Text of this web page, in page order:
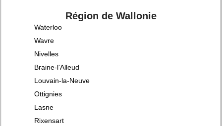
Région de Wallonie
Waterloo
Wavre
Nivelles
Braine-l'Alleud
Louvain-la-Neuve
Ottignies
Lasne
Rixensart